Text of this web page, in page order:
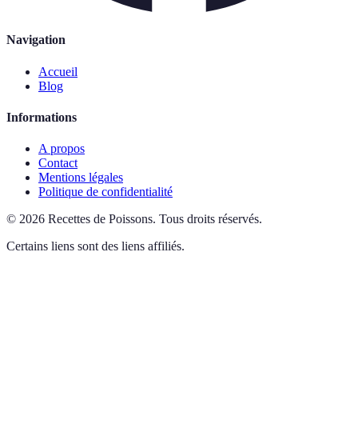
Navigation
Accueil
Blog
Informations
A propos
Contact
Mentions légales
Politique de confidentialité
© 2026 Recettes de Poissons. Tous droits réservés.
Certains liens sont des liens affiliés.